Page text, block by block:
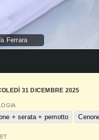
Ferrara
31 DICEMBRE 2025
+ serata + pernotto